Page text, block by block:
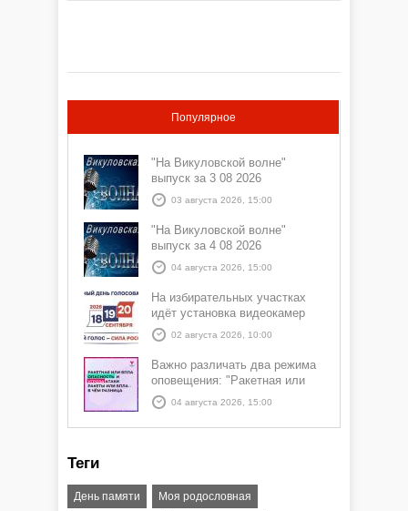
Популярное
"На Викуловской волне"
выпуск за 3 08 2026
03 августа 2026, 15:00
"На Викуловской волне"
выпуск за 4 08 2026
04 августа 2026, 15:00
На избирательных участках
идёт установка видеокамер
02 августа 2026, 10:00
Важно различать два режима
оповещения: "Ракетная или
БПЛА опасность" и "Угроза
атаки ракеты или БПЛА"
04 августа 2026, 15:00
Теги
День памяти Моя родословная